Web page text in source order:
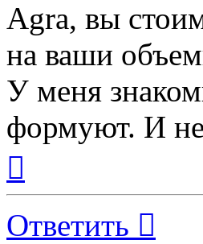
Agra, вы
на ваши
У меня
формуют. И
началу
Ответить